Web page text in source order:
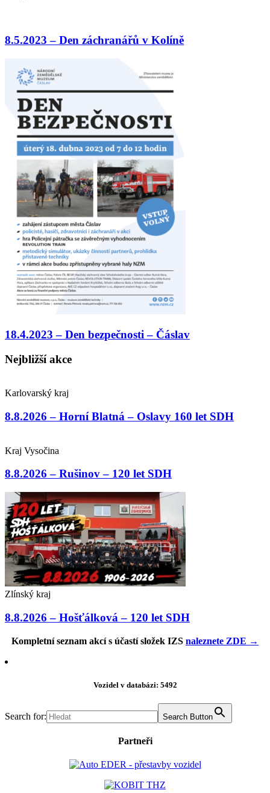
8.5.2023 – Den záchranářů v Kolíně
18.4.2023 – Den bezpečnosti – Čáslav
Nejbližší akce
Karlovarský kraj
8.8.2026 – Horní Blatná – Oslavy 160 let SDH
Kraj Vysočina
8.8.2026 – Rušinov – 120 let SDH
Zlínský kraj
8.8.2026 – Hošťálková – 120 let SDH
Kompletní seznam akcí s účastí složek IZS naleznete ZDE →
Vozidel v databázi: 5492
Search for: Search Button
Partneři